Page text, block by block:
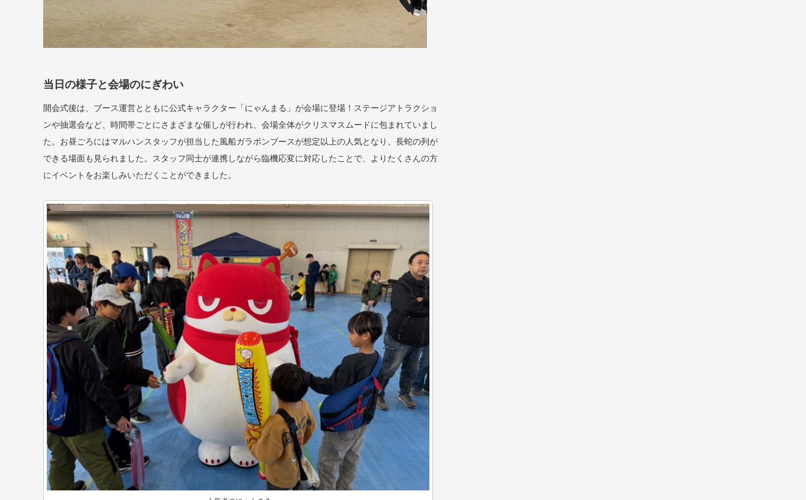
当日の様子と会場のにぎわい
開会式後は、ブース運営とともに公式キャラクター「にゃんまる」が会場に登場！ステージアトラクショ
ンや抽選会など、時間帯ごとにさまざまな催しが行われ、会場全体がクリスマスムードに包まれていまし
た。お昼ごろにはマルハンスタッフが担当した風船ガラポンブースが想定以上の人気となり、長蛇の列が
できる場面も見られました。スタッフ同士が連携しながら臨機応変に対応したことで、よりたくさんの方
にイベントをお楽しみいただくことができました。